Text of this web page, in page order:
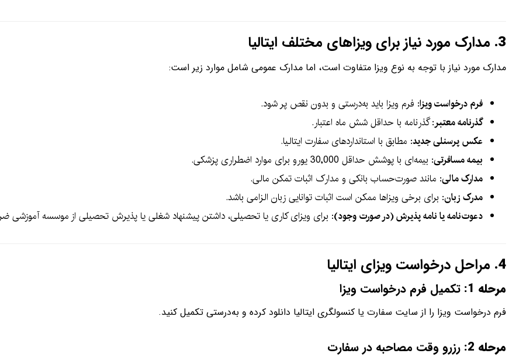
3. مدارک مورد نیاز برای ویزاهای مختلف ایتالیا
مدارک مورد نیاز با توجه به نوع ویزا متفاوت است، اما مدارک عمومی شامل موارد زیر است:
فرم درخواست ویزا: فرم ویزا باید به‌درستی و بدون نقص پر شود.
گذرنامه معتبر: گذرنامه با حداقل شش ماه اعتبار.
عکس پرسنلی جدید: مطابق با استانداردهای سفارت ایتالیا.
بیمه مسافرتی: بیمه‌ای با پوشش حداقل 30,000 یورو برای موارد اضطراری پزشکی.
مدارک مالی: مانند صورت‌حساب بانکی و مدارک اثبات تمکن مالی.
مدرک زبان: برای برخی ویزاها ممکن است اثبات توانایی زبان الزامی باشد.
دعوت‌نامه یا نامه پذیرش (در صورت وجود): برای ویزای کاری یا تحصیلی، داشتن پیشنهاد شغلی یا پذیرش تحصیلی از موسسه آموزشی
4. مراحل درخواست ویزای ایتالیا
مرحله 1: تکمیل فرم درخواست ویزا
فرم درخواست ویزا را از سایت سفارت یا کنسولگری ایتالیا دانلود کرده و به‌درستی تکمیل کنید.
مرحله 2: رزرو وقت مصاحبه در سفارت